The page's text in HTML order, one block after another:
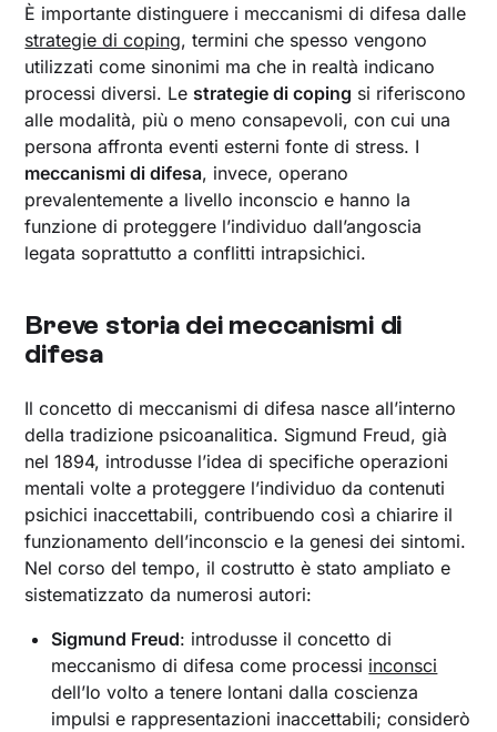
È importante distinguere i meccanismi di difesa dalle
strategie di coping, termini che spesso vengono
utilizzati come sinonimi ma che in realtà indicano
processi diversi. Le strategie di coping si riferiscono
alle modalità, più o meno consapevoli, con cui una
persona affronta eventi esterni fonte di stress. I
meccanismi di difesa, invece, operano
prevalentemente a livello inconscio e hanno la
funzione di proteggere l’individuo dall’angoscia
legata soprattutto a conflitti intrapsichici.
Breve storia dei meccanismi di
difesa
Il concetto di meccanismi di difesa nasce all’interno
della tradizione psicoanalitica. Sigmund Freud, già
nel 1894, introdusse l’idea di specifiche operazioni
mentali volte a proteggere l’individuo da contenuti
psichici inaccettabili, contribuendo così a chiarire il
funzionamento dell’inconscio e la genesi dei sintomi.
Nel corso del tempo, il costrutto è stato ampliato e
sistematizzato da numerosi autori:
Sigmund Freud: introdusse il concetto di
meccanismo di difesa come processi inconsci
dell’Io volto a tenere lontani dalla coscienza
impulsi e rappresentazioni inaccettabili; considerò